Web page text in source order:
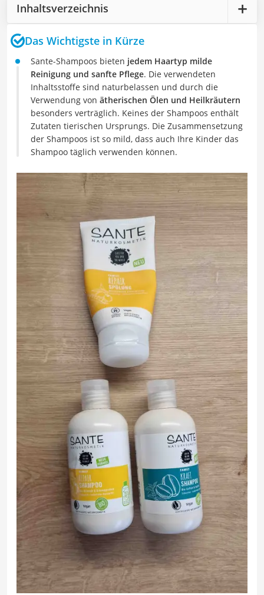
Inhaltsverzeichnis
Das Wichtigste in Kürze
Sante-Shampoos bieten jedem Haartyp milde
Reinigung und sanfte Pflege. Die verwendeten
Inhaltsstoffe sind naturbelassen und durch die
Verwendung von ätherischen Ölen und Heilkräutern
besonders verträglich. Keines der Shampoos enthält
Zutaten tierischen Ursprungs. Die Zusammensetzung
der Shampoos ist so mild, dass auch Ihre Kinder das
Shampoo täglich verwenden können.